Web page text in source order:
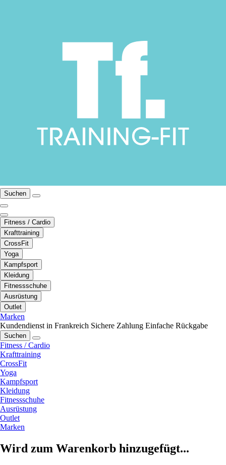
Suchen
Fitness / Cardio
Krafttraining
CrossFit
Yoga
Kampfsport
Kleidung
Fitnessschuhe
Ausrüstung
Outlet
Marken
Kundendienst in Frankreich Sichere Zahlung Einfache Rückgabe
Suchen
Fitness / Cardio
Krafttraining
CrossFit
Yoga
Kampfsport
Kleidung
Fitnessschuhe
Ausrüstung
Outlet
Marken
Wird zum Warenkorb hinzugefügt...